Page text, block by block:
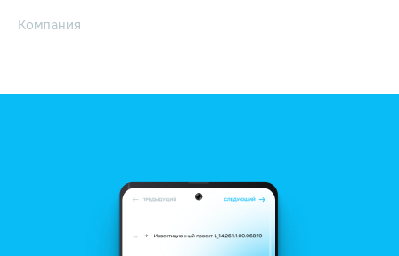
Компания